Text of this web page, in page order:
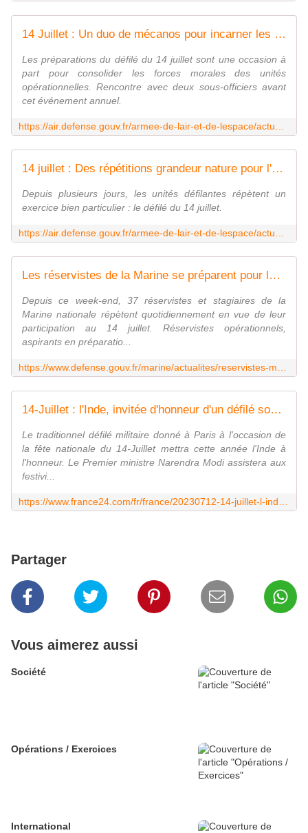
14 Juillet : Un duo de mécanos pour incarner les forces morales
Les préparations du défilé du 14 juillet sont une occasion à
part pour consolider les forces morales des unités
opérationnelles. Rencontre avec deux sous-officiers avant
cet événement annuel.
14 juillet : Des répétitions grandeur nature pour l'aspirant Kyliann
Depuis plusieurs jours, les unités défilantes répètent un
exercice bien particulier : le défilé du 14 juillet.
Les réservistes de la Marine se préparent pour le 14 juillet
Depuis ce week-end, 37 réservistes et stagiaires de la
Marine nationale répètent quotidiennement en vue de leur
participation au 14 juillet. Réservistes opérationnels,
aspirants en préparatio...
14-Juillet : l'Inde, invitée d'honneur d'un défilé sous haute surveillance
Le traditionnel défilé militaire donné à Paris à l'occasion de
la fête nationale du 14-Juillet mettra cette année l'Inde à
l'honneur. Le Premier ministre Narendra Modi assistera aux
festivi...
Partager
Vous aimerez aussi
Société
Opérations / Exercices
International